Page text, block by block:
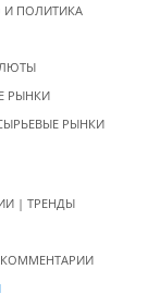
И ПОЛИТИКА
РЫНКИ
РЫНКИ
| ТРЕНДЫ